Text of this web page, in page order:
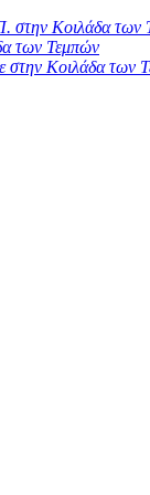
στην Κοιλάδα των
των Τεμπών
στην Κοιλάδα των